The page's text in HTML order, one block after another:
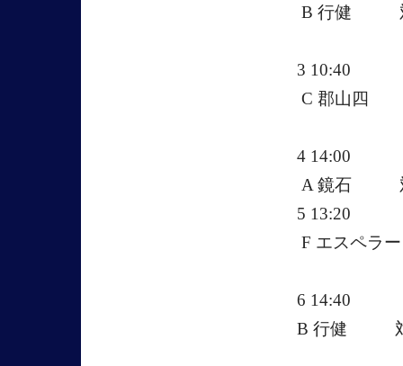
B 行健
3 10:40
C 郡山
4 14:00
A 鏡石
5 13:20
F エスペ
6 14:40
B 行健